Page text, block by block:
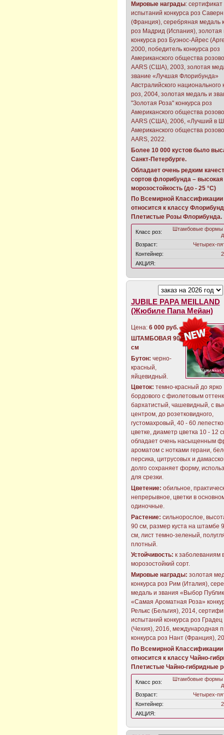
Мировые награды: сертификат
испытаний конкурса роз Саверн
(Франция), серебряная медаль
роз Мадрид (Испания), золотая
конкурса роз Буэнос-Айрес
2000, победитель конкурса роз
Американского общества
AARS (США), 2003, золотая
звание «Лучшая Флорибунда»
Австралийского национального
роз, 2004, золотая медаль и
"Золотая Роза" конкурса роз
Американского общества
AARS (США), 2006, «Лучший в
Американского общества
AARS, 2022.
Более 10 000 кустов было
Санкт-Петербурге.
Обладает очень редким
сортов флорибунда – высокая
морозостойкость (до - 25 °С)
По Всемирной Классификации
относится к классу
Плетистые Розы Флорибунда.
Класс роз:
Штамбовые формы
Возраст:
Четырех-
Контейнер:
АКЦИЯ:
JUBILЕ PAPA MEILLAND
(Жюбиле Папа Мейан)
Цена: 6 000 руб.
ШТАМБОВАЯ 90
см
Бутон: черно-
красный,
яйцевидный.
Цветок: темно-красный до ярко
бордового с фиолетовым
бархатистый, чашевидный, с
центром, до розетковидного,
густомахровый, 40 - 60
цветке, диаметр цветка 10 - 12
обладает очень насыщенным
ароматом с нотками герани,
персика, цитрусовых и
долго сохраняет форму,
для срезки.
Цветение: обильное,
непрерывное, цветки в
одиночные.
Растение: сильнорослое,
90 см, размер куста на штамбе
см, лист темно-зеленый,
плотный.
Устойчивость: к заболеваниям
морозостойкий сорт.
Мировые награды: золотая
конкурса роз Рим (Италия),
медаль и звания «Выбор
«Самая Ароматная Роза»
Релькс (Бельгия), 2014,
испытаний конкурса роз
(Чехия), 2016, международная
конкурса роз Нант (Франция),
По Всемирной Классификации
относится к классу Чайно-
Плетистые Чайно-гибридные
Класс роз:
Штамбовые формы
Возраст:
Четырех-
Контейнер:
АКЦИЯ: